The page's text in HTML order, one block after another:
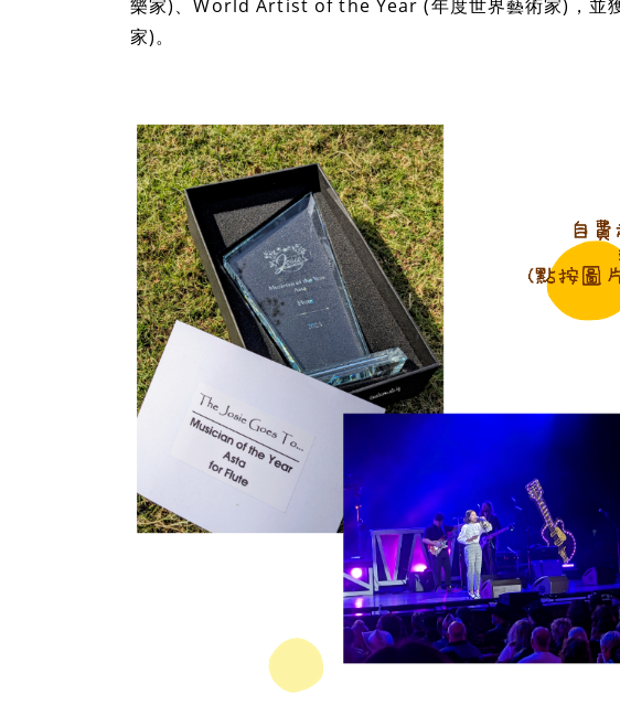
樂家)、World Artist of the Year (年度世界藝術家)，並
家)。